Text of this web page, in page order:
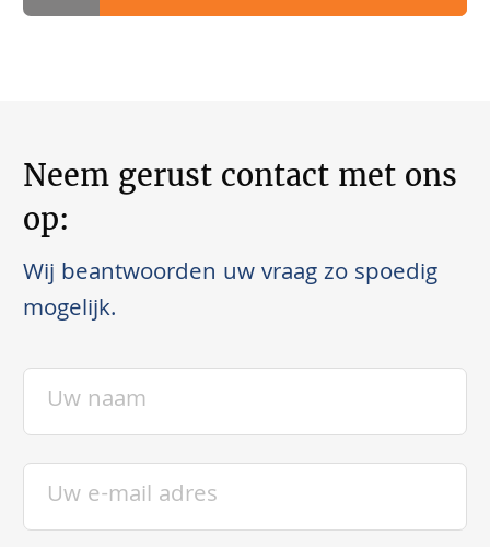
Neem gerust contact met ons
op:
Wij beantwoorden uw vraag zo spoedig
mogelijk.